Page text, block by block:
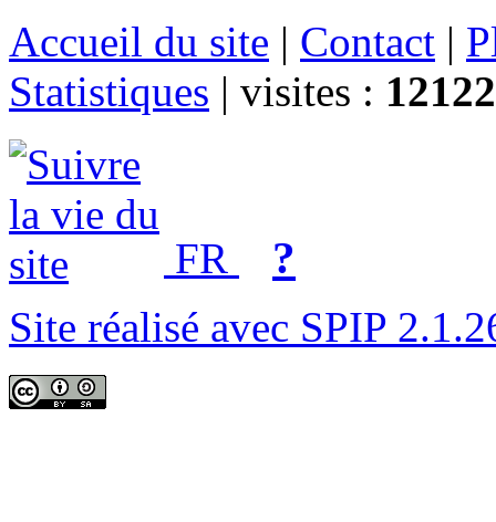
Accueil du site | Contact |
Statistiques | visites :
FR ?
Site réalisé avec SPIP